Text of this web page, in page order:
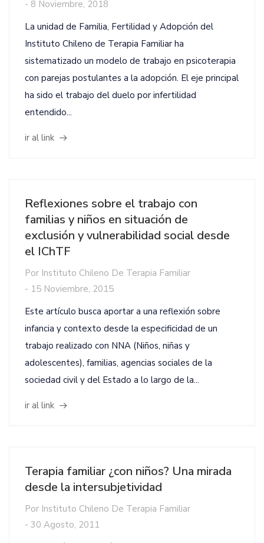
- 8 Noviembre, 2018
La unidad de Familia, Fertilidad y Adopción del
Instituto Chileno de Terapia Familiar ha
sistematizado un modelo de trabajo en psicoterapia
con parejas postulantes a la adopción. El eje principal
ha sido el trabajo del duelo por infertilidad
entendido...
ir al link
Reflexiones sobre el trabajo con
familias y niños en situación de
exclusión y vulnerabilidad social desde
el IChTF
Por Instituto Chileno De Terapia Familiar
- 15 Noviembre, 2015
Este artículo busca aportar a una reflexión sobre
infancia y contexto desde la especificidad de un
trabajo realizado con NNA (Niños, niñas y
adolescentes), familias, agencias sociales de la
sociedad civil y del Estado a lo largo de la...
ir al link
Terapia familiar ¿con niños? Una mirada
desde la intersubjetividad
Por Instituto Chileno De Terapia Familiar
- 30 Agosto, 2011